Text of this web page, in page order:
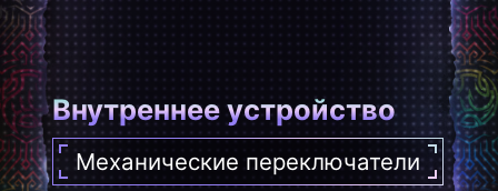
Внутреннее устройство
Механические переключатели